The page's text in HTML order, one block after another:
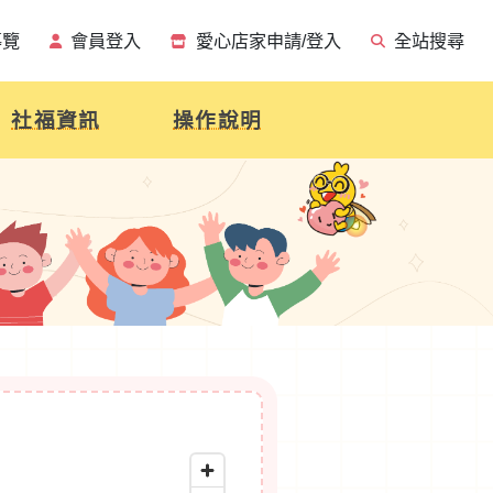
會員登入 愛心店家申請/登入 全站搜尋
社福資訊 操作說明